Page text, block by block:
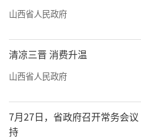
山西省人民政府
清凉三晋 消费升温
山西省人民政府
7月27日，省政府召开常务会
持